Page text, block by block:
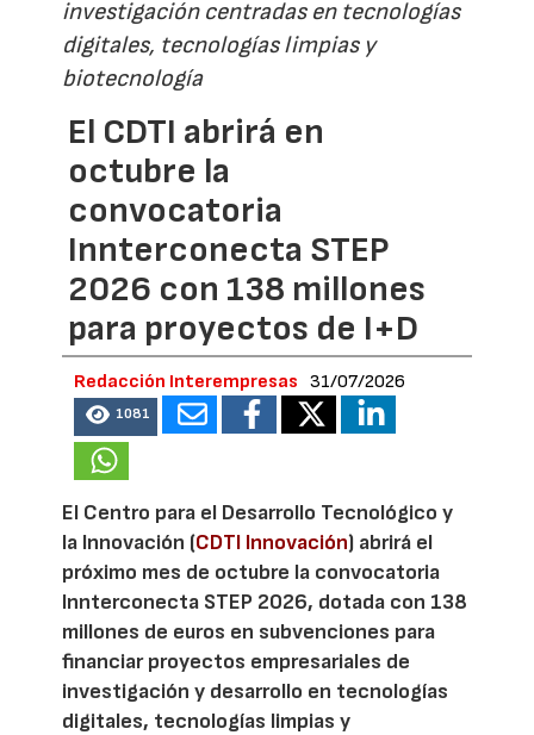
investigación centradas en tecnologías
digitales, tecnologías limpias y
biotecnología
El CDTI abrirá en
octubre la
convocatoria
Innterconecta STEP
2026 con 138 millones
para proyectos de I+D
Redacción Interempresas 31/07/2026
1081
El Centro para el Desarrollo Tecnológico y
la Innovación (CDTI Innovación) abrirá el
próximo mes de octubre la convocatoria
Innterconecta STEP 2026, dotada con 138
millones de euros en subvenciones para
financiar proyectos empresariales de
investigación y desarrollo en tecnologías
digitales, tecnologías limpias y